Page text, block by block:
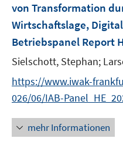
von Transformation
Wirtschaftslage,
Betriebspanel Report
Sielschott, Stephan;
https://www.iwak-
026/06/IAB-
mehr Informationen